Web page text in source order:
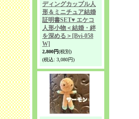
ディングカップル人
形＆ミニチュア結婚
証明書SET♥ エケコ
人形小物＜結婚・絆
を深める＞ [Bvi-058
W]
2,800円(税別)
(税込: 3,080円)